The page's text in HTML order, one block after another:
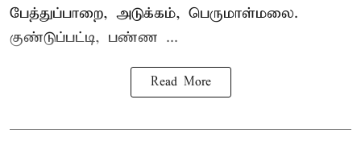
பேத்துப்பாறை, அடுக்கம், பெருமாள்மலை.
குண்டுப்பட்டி, பண்ண ...
Read More